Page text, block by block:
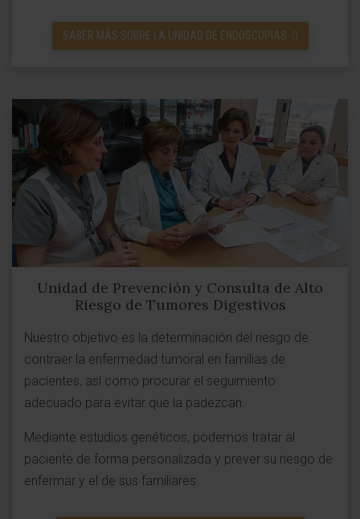
SABER MÁS SOBRE LA UNIDAD DE ENDOSCOPIAS
Unidad de Prevención y Consulta de Alto
Riesgo de Tumores Digestivos
Nuestro objetivo es la determinación del riesgo de
contraer la enfermedad tumoral en familias de
pacientes, así como procurar el seguimiento
adecuado para evitar que la padezcan.
Mediante estudios genéticos, podemos tratar al
paciente de forma personalizada y prever su riesgo de
enfermar y el de sus familiares.